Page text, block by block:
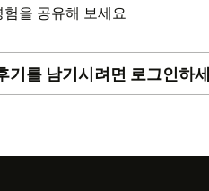
을 공유해 보세요
기를 남기시려면 로그인하